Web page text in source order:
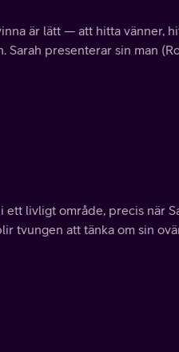
är lätt — att hitta vänner,
Sarah presenterar sin man
livligt område, precis när
tvungen att tänka om sin